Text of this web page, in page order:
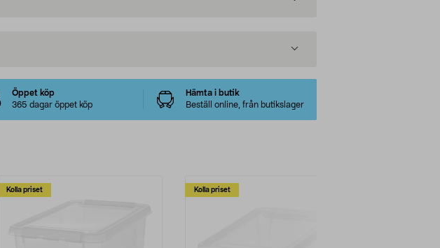
Öppet köp
365 dagar öppet köp
Hämta i butik
Beställ online, från butikslager
Kolla priset Kolla priset